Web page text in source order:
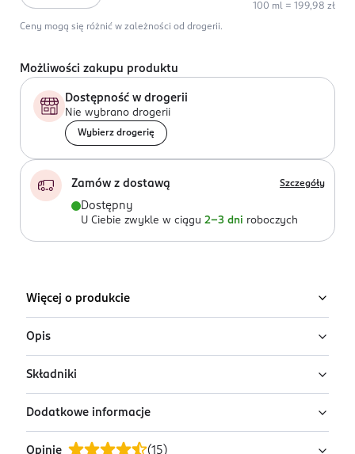
100 ml = 199,98 zł
Ceny mogą się różnić w zależności od drogerii.
Możliwości zakupu produktu
Dostępność w drogerii
Nie wybrano drogerii
Wybierz drogerię
Zamów z dostawą Szczegóły
Dostępny
U Ciebie zwykle w ciągu 2-3 dni roboczych
Więcej o produkcie
Opis
Luksusowa woda perfumowana, która symbolizuje
początek pięknej historii miłosnej.
Jak działa?
Składniki
Ingredients: Alcohol Denat., Parfum, Aqua,
Benzophenone-1, Benzophenone-3, Polyglyceryl-3
Dodatkowe informacje
Opinie (15 )